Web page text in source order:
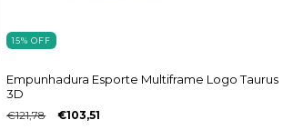
15%OFF
Empunhadura Esporte Multiframe Logo Taurus
3D
€121,78 €103,51